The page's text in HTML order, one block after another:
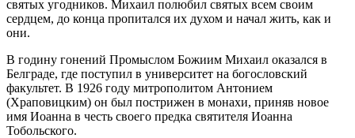
святых угодников. Михаил полюбил святых всем своим
сердцем, до конца пропитался их духом и начал жить, как и
они.
В годину гонений Промыслом Божиим Михаил оказался в
Белграде, где поступил в университет на богословский
факультет. В 1926 году митрополитом Антонием
(Храповицким) он был пострижен в монахи, приняв новое
имя Иоанна в честь своего предка святителя Иоанна
Тобольского.